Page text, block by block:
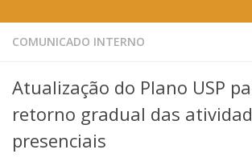
Home
Sobre a Prefeitura
Gestão atual
Missão e Valores
COMUNICADO INTERNO
Atualização do Plano USP
retorno gradual das
presenciais